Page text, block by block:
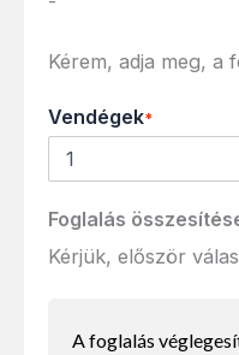
Kérem, adja meg, a
Vendégek*
Foglalás
Kérjük, először
A foglalás